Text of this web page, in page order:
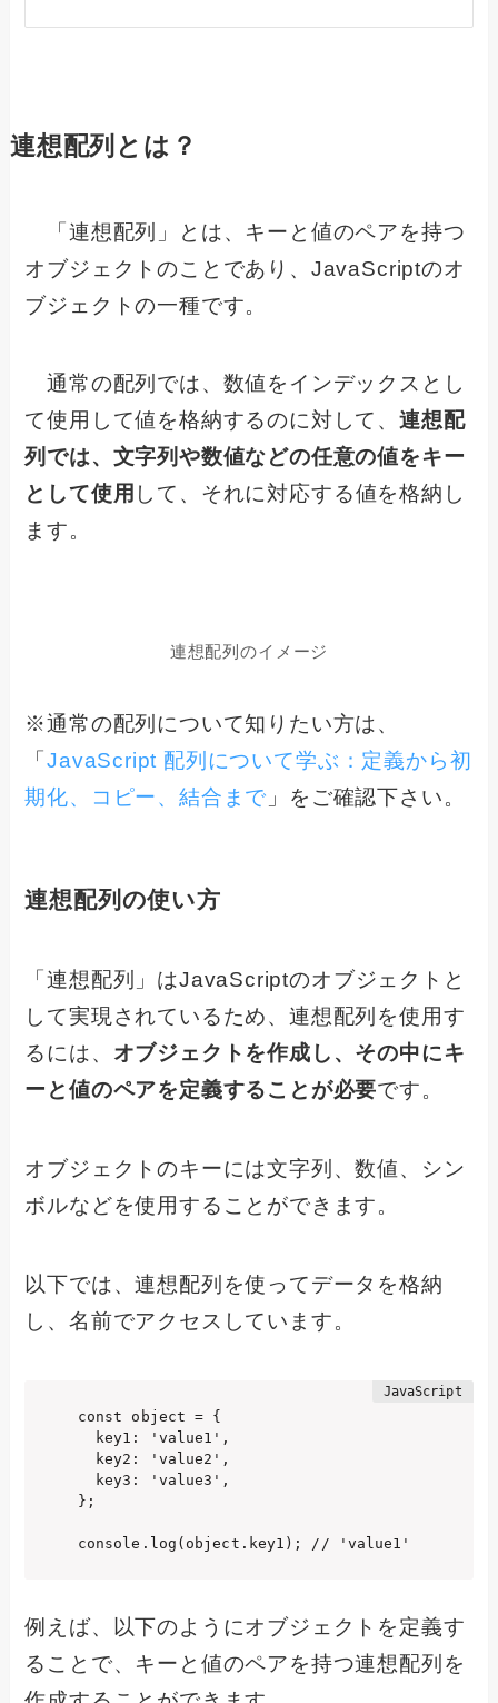
連想配列とは？
「連想配列」とは、キーと値のペアを持つ
オブジェクトのことであり、JavaScriptのオ
ブジェクトの一種です。
通常の配列では、数値をインデックスとし
て使用して値を格納するのに対して、連想配
列では、文字列や数値などの任意の値をキー
として使用 して、それに対応する値を格納し
ます。
連想配列のイメージ
※通常の配列について知りたい方は、
「JavaScript 配列について学ぶ：定義から初
期化、コピー、結合まで 」をご確認下さい。
連想配列の使い方
「連想配列」はJavaScriptのオブジェクトと
して実現されているため、連想配列を使用す
るには、 オブジェクトを作成し、その中にキ
ーと値のペアを定義することが必要です。
オブジェクトのキーには文字列、数値、シン
ボルなどを使用することができます。
以下では、連想配列を使ってデータを格納
し、名前でアクセスしています。
const object = {
  key1: 'value1',
  key2: 'value2',
  key3: 'value3',
};
console.log(object.key1); // 'value1'
例えば、以下のようにオブジェクトを定義す
ることで、キーと値のペアを持つ連想配列を